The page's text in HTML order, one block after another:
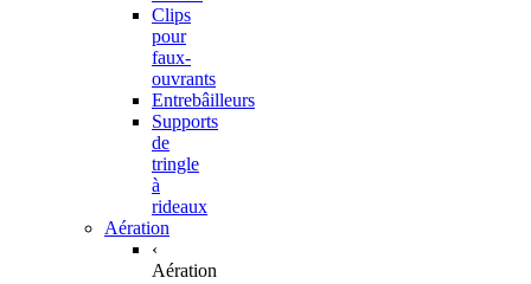
Clips
pour
faux-
ouvrants
Entrebâilleurs
Supports
de
tringle
à
rideaux
Aération
‹
Aération